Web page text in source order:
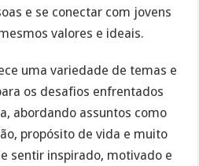
e se conectar com jovens
valores e ideais.
uma variedade de temas e
os desafios enfrentados
abordando assuntos como
propósito de vida e muito
sentir inspirado, motivado e